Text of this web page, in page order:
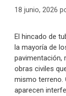
18 junio, 2026
El hincado de
la mayoría de
pavimentación,
obras civiles
mismo terreno.
aparecen